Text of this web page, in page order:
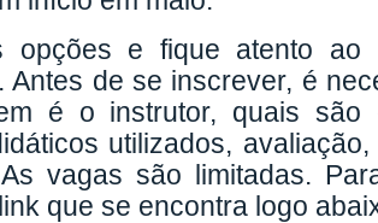
opções e fique atento
Antes de se inscrever, é
é o instrutor, quais são
utilizados,
vagas são limitadas.
que se encontra logo